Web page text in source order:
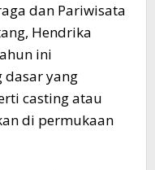
dan Pariwisata
Hendrika
ini
dasar yang
casting atau
di permukaan